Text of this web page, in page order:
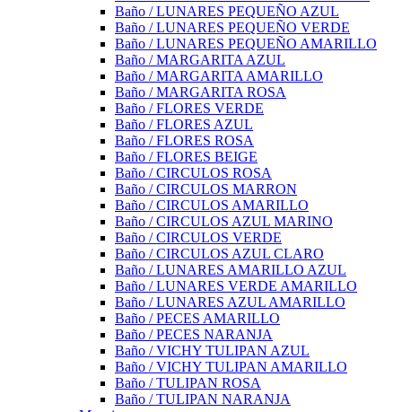
Baño / LUNARES PEQUEÑO AZUL
Baño / LUNARES PEQUEÑO VERDE
Baño / LUNARES PEQUEÑO AMARILLO
Baño / MARGARITA AZUL
Baño / MARGARITA AMARILLO
Baño / MARGARITA ROSA
Baño / FLORES VERDE
Baño / FLORES AZUL
Baño / FLORES ROSA
Baño / FLORES BEIGE
Baño / CIRCULOS ROSA
Baño / CIRCULOS MARRON
Baño / CIRCULOS AMARILLO
Baño / CIRCULOS AZUL MARINO
Baño / CIRCULOS VERDE
Baño / CIRCULOS AZUL CLARO
Baño / LUNARES AMARILLO AZUL
Baño / LUNARES VERDE AMARILLO
Baño / LUNARES AZUL AMARILLO
Baño / PECES AMARILLO
Baño / PECES NARANJA
Baño / VICHY TULIPAN AZUL
Baño / VICHY TULIPAN AMARILLO
Baño / TULIPAN ROSA
Baño / TULIPAN NARANJA